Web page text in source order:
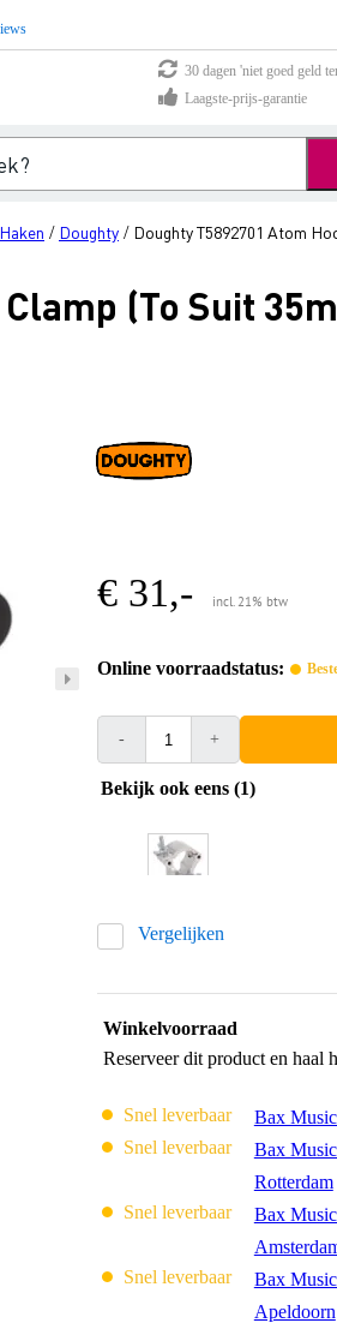
30 dagen 'niet goed geld
Laagste-prijs-garantie
/ Doughty / Doughty T5892701 Atom
(To Suit
€ 31,- incl. 21% btw
Online voorraadstatus:
- +
Bekijk ook eens (1)
Vergelijken
Winkelvoorraad
Reserveer dit product en haal
Snel leverbaar Bax
Snel leverbaar
Bax
Rotterdam
Snel leverbaar
Bax
Snel leverbaar
Bax
Apeldoorn